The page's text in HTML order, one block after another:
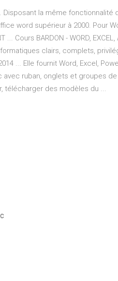
Disposant la même fonctionnalité
word supérieur à 2000. Pour
... Cours BARDON - WORD, EXCEL,
clairs, complets,
... Elle fournit Word, Excel,
avec ruban, onglets et groupes de
télécharger des modèles du ...